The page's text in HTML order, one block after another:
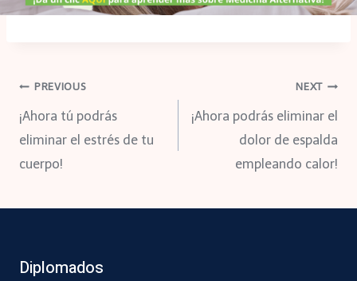
Navegación
de
PREVIOUS
¡Ahora tú podrás
eliminar el estrés de tu
cuerpo!
NEXT
¡Ahora podrás eliminar el
dolor de espalda
empleando calor!
Diplomados